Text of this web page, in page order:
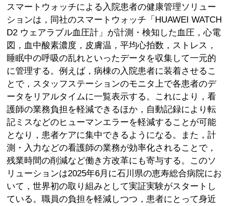
スマートウォッチによる入院患者の健康管理ソリュー
ションは，同社のスマートウォッチ「HUAWEI WATCH
D2 ウェアラブル血圧計」が計測・検知した血圧，心電
図，血中酸素濃度，皮膚温，平均心拍数，ストレス，
睡眠中の呼吸の乱れといったデータを収集して一元的
に管理する。例えば，病棟の入院患者に装着させるこ
とで，スタッフステーションのモニタ上で各患者のデ
ータをリアルタイムに一覧表示する。これにより，看
護師の業務負担を軽減できるほか，自動記録により転
記ミスなどのヒューマンエラーを軽減することが可能
となり，患者ケアに集中できるようになる。また，計
測・入力などの看護師の業務が効率化されることで，
残業時間の削減など働き方改革にも寄与する。このソ
リューションは2025年6月に石川県の恵寿総合病院にお
いて，世界初の取り組みとして実証実験がスタートし
ている。職員の負担を軽減しつつ，患者にとって身近